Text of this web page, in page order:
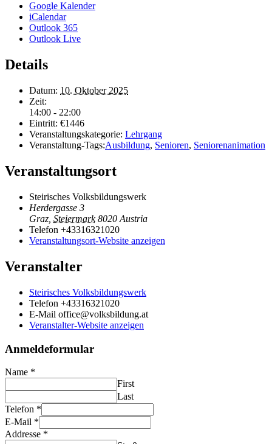
Google Kalender
iCalendar
Outlook 365
Outlook Live
Details
Datum: 10. Oktober 2025
Zeit:
14:00 - 22:00
Eintritt: €1446
Veranstaltungskategorie: Lehrgang
Veranstaltung-Tags:Ausbildung, Senioren, Seniorenanimation
Veranstaltungsort
Steirisches Volksbildungswerk
Herdergasse 3
Graz Steiermark 8020 Austria
Telefon +43316321020
Veranstaltungsort-Website anzeigen
Veranstalter
Steirisches Volksbildungswerk
Telefon +43316321020
E-Mail office@volksbildung.at
Veranstalter-Website anzeigen
Anmeldeformular
Name *
First
Last
Telefon *
E-Mail *
Addresse *